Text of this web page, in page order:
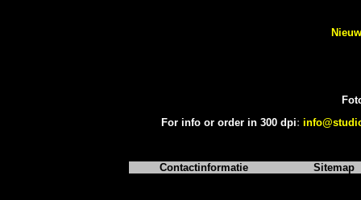
For info or order in 300 dpi:
Contactinformatie Sitemap